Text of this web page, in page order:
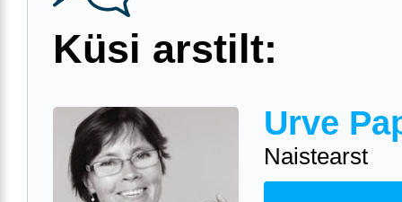
Küsi arstilt:
Urve
Naistearst